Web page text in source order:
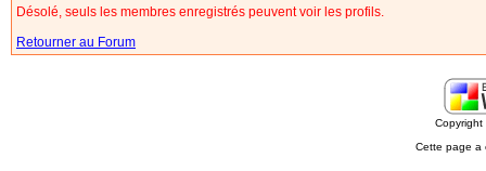
Désolé, seuls les membres enregistrés peuvent voir les profils.
Retourner au Forum
Cette page a